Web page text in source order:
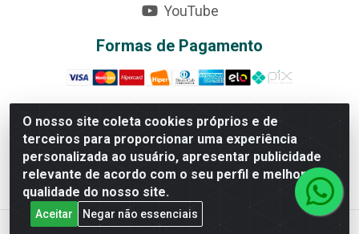
O nosso site coleta cookies próprios e de
terceiros para proporcionar uma experiência
personalizada ao usuário, apresentar publicidade
relevante de acordo com o seu perfil e melhorar a
qualidade do nosso site.
Aceitar
Negar não essenciais
YouTube
Formas de Pagamento
Rede Brasil - Avenida Universitária, nº 3860, Jardim das
Américas II Etapa - Anápolis/GO - CEP 75070-415 -
CNPJ 07.728.073/0002-24